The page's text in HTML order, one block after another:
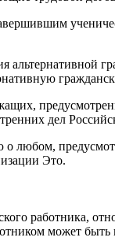
альтернативной
дел
любом,
Это.
работника,
может